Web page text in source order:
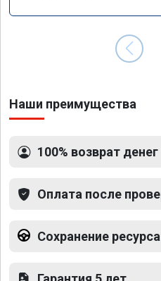
Наши преимущества
100% возврат денег
Оплата после
Сохранение ресурса